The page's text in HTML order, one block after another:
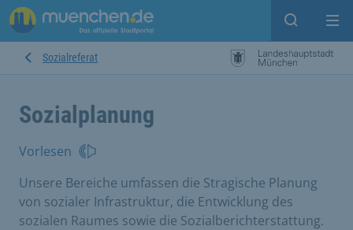
Suche
Sozialreferat
Sozialplanung
Vorlesen
Unsere Bereiche umfassen die Stragische Planung
von sozialer Infrastruktur, die Entwicklung des
sozialen Raumes sowie die Sozialberichterstattung.